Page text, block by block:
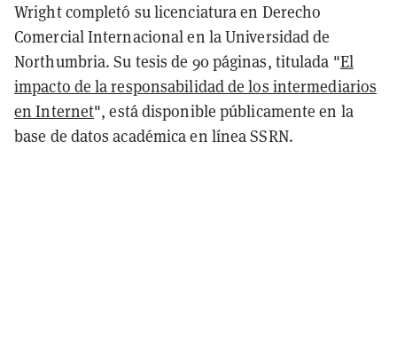
Wright completó su licenciatura en Derecho
Comercial Internacional en la Universidad de
Northumbria. Su tesis de 90 páginas, titulada "El
impacto de la responsabilidad de los intermediarios
en Internet", está disponible públicamente en la
base de datos académica en línea SSRN.